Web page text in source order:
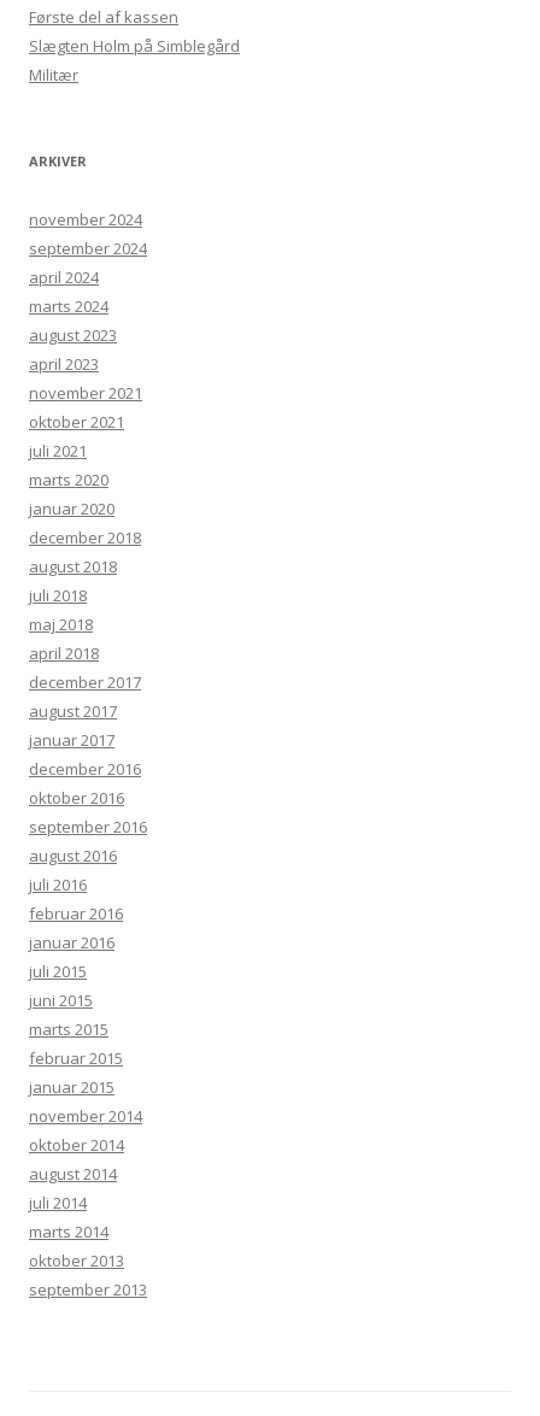
Første del af kassen
Slægten Holm på Simblegård
Militær
ARKIVER
november 2024
september 2024
april 2024
marts 2024
august 2023
april 2023
november 2021
oktober 2021
juli 2021
marts 2020
januar 2020
december 2018
august 2018
juli 2018
maj 2018
april 2018
december 2017
august 2017
januar 2017
december 2016
oktober 2016
september 2016
august 2016
juli 2016
februar 2016
januar 2016
juli 2015
juni 2015
marts 2015
februar 2015
januar 2015
november 2014
oktober 2014
august 2014
juli 2014
marts 2014
oktober 2013
september 2013